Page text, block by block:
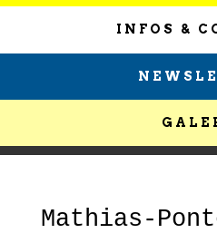
INFOS &
Mathias-